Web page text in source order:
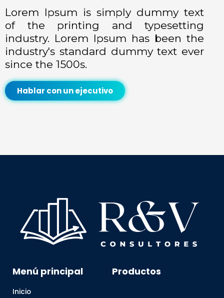
Lorem Ipsum is simply dummy text
of the printing and typesetting
industry. Lorem Ipsum has been the
industry's standard dummy text ever
since the 1500s.
Hablar con un ejecutivo
Menú principal
Inicio
Productos